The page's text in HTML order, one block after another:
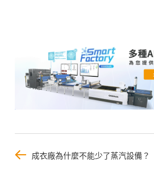
成衣廠為什麼不能少了蒸汽設備？